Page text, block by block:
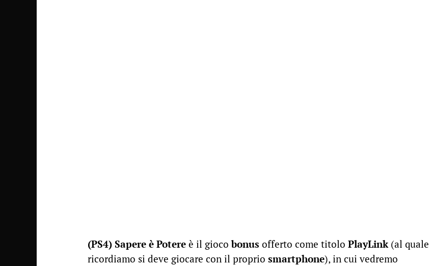
(PS4) Sapere è Potere è il gioco bonus offerto come titolo PlayLink (al quale
ricordiamo si deve giocare con il proprio smartphone), in cui vedremo